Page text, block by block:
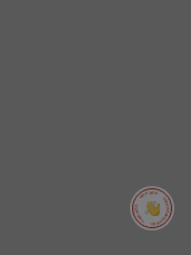
ПОМОЩЬ ПОМОЩЬ ПОМОЩЬ ПОМОЩЬ